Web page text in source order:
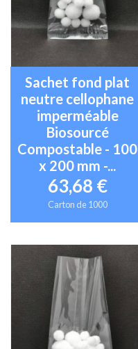
Sachet fond plat
neutre cellophane
imperméable
Biosourcé
Compostable - 100
x 200 mm -...
63,68 €
Carton de 1000